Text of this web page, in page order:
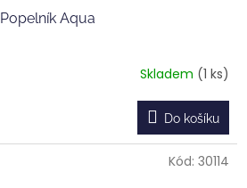
Popelník Aqua
Skladem (1 ks)
Do košíku
Kód: 30114